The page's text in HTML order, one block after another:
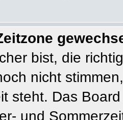
bist, die
nicht
steht. Das
und